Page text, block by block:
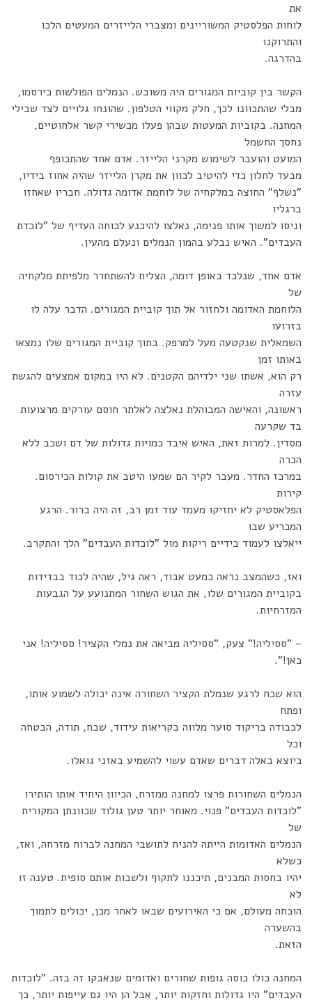
את
לוחות הפלסטיק המשוריינים ומצברי הלייזרים המעטים הלכו
והתרוקנו
בהדרגה.
הקשר בין קוביות המגורים היה משובש. הנמלים הפולשות כירסמו,
מבלי שהתכוונו לכך, חלק מקווי הטלפון. שהונחו גלויים לצד שבילי
המחנה. בקוביות המעטות שבהן פעלו מכשירי קשר אלחוטיים,
נחסך החשמל
המועט והועבר לשימוש מקרני הלייזר. אדם אחד שהתכופף
מבעד לחלון כדי להיטיב לכוון את מקרן הלייזר שהיה אחוז בידיו,
"נשלף" החוצה במלקחיה של לוחמת אדומה גדולה. חבריו שאחזו
ברגליו
וניסו למשוך אותו פנימה, נאלצו להיכנע לכוחה העדיף של "לוכדת
העבדים". האיש נבלע בהמון הנמלים ונעלם מהעין.
אדם אחד, שנלכד באופן דומה, הצליח להשתחרר מלפיתת מלקחיה
של
הלוחמת האדומה ולחזור אל תוך קוביית המגורים. הדבר עלה לו
בזרועו
השמאלית שנקטעה מעל למרפק. בתוך קוביית המגורים שלו נמצאו
באותו זמן
רק הוא, אשתו שני ילדיהם הקטנים. לא היו במקום אמצעים להגשת
עזרה
ראשונה, והאישה המבוהלת נאלצה לאלתר חוסם עורקים מרצועות
בד שקרעה
מסדין. למרות זאת, האיש איבד כמויות גדולות של דם ושכב ללא
הכרה
במרכז החדר. מעבר לקיר הם שמעו היטב את קולות הכירסום.
קירות
הפלאסטיק לא יחזיקו מעמד עוד זמן רב, זה היה ברור. הרגע
המכריע שבו
ייאלצו לעמוד בידיים ריקות מול "לוכדות העבדים" הלך והתקרב.
ואז, כשהמצב נראה כמעט אבוד, ראה גיל, שהיה לכוד בבדידות
בקוביית המגורים שלו, את הגוש השחור המתנועע על הגבעות
המזרחיות.
– "ססיליה!" צעק, "ססיליה מביאה את נמלי הקציר! ססיליה! אני
כאן!".
הוא שכח לרגע שנמלת הקציר השחורה אינה יכולה לשמוע אותו,
ופתח
לכבודה בריקוד סוער מלווה בקריאות עידוד, שבח, תודה, הבטחה
וכל
כיוצא באלה דברים שאדם עשוי להשמיע באזני גואלו.
הנמלים השחורות פרצו למחנה ממזרח, הכיוון היחיד אותו הותירו
"לוכדות העבדים" פנוי. מאוחר יותר טען גולוד שכוונתן המקורית
של
הנמלים האדומות הייתה להניח לתושבי המחנה לברוח מזרחה, ואז,
כשלא
יהיו בחסות המבנים, תיכננו לתקוף ולשבות אותם סופית. טענה זו
לא
הוכחה מעולם, אם כי האירועים שבאו לאחר מכן, יכולים לתמוך
בהשערה
הזאת.
המחנה כולו כוסה גופות שחורים ואדומים שנאבקו זה בזה. "לוכדות
העבדים" היו גדולות וחזקות יותר, אבל הן היו גם עייפות יותר, כך